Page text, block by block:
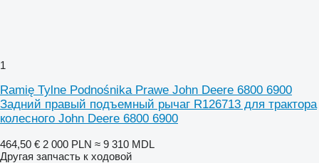
1
Ramię Tylne Podnośnika Prawe John Deere 6800 6900
Задний правый подъемный рычаг R126713 для трактора
колесного John Deere 6800 6900
464,50 € 2 000 PLN ≈ 9 310 MDL
Другая запчасть к ходовой